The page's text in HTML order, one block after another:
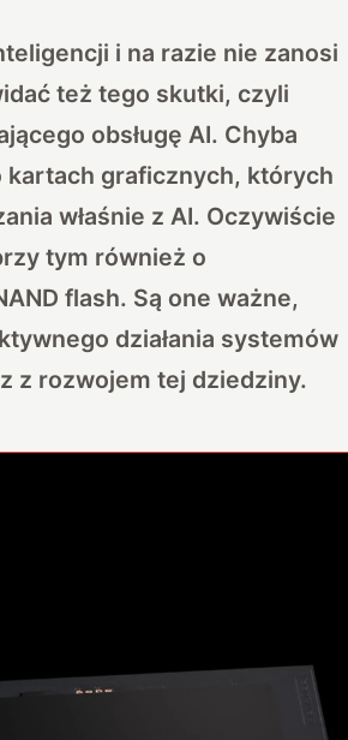
i na razie nie zanosi
też tego skutki, czyli
obsługę AI. Chyba
kartach graficznych, których
właśnie z AI. Oczywiście
tym również o
flash. Są one ważne,
działania systemów
z rozwojem tej dziedziny.